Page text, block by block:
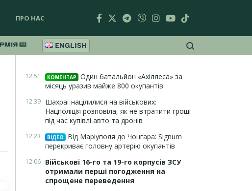
ПРО НАС
ENGLISH
12:51 КОМЕНТАР
Один батальйон «Ахіллеса» за
місяць уразив майже 800 окупантів
12:39 Шахраї націлилися на військових:
Нацполіція розповіла, як не втратити гроші
під час купівлі авто та дронів
12:23 ВІДЕО
Від Маріуполя до Чонгара: Signum
перекриває головну артерію окупантів
12:06 Військові 16-го та 19-го корпусів ЗСУ
отримали перші погодження на
спрощене переведення